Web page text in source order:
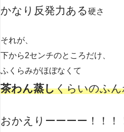
かなり反発力ある硬さ
それが、
下から2センチのところだけ、
ふくらみがほぼなくて
茶わん蒸しくらいのふ
おかえりーーーー！！！